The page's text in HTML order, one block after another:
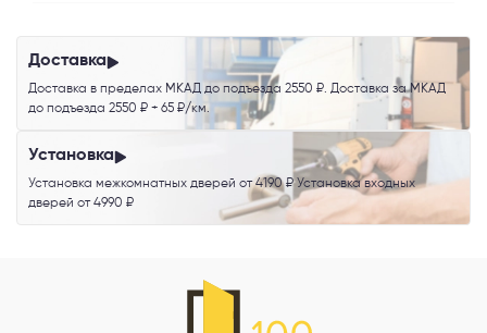
Доставка
Доставка в пределах МКАД до подъезда 2550 ₽. Доставка за МКАД
до подъезда 2550 ₽ + 65 ₽/км.
Установка
Установка межкомнатных дверей от 4190 ₽ Установка входных
дверей от 4990 ₽
Политикой конфиденциальности и даю
согласие на
обработку персональных данных.